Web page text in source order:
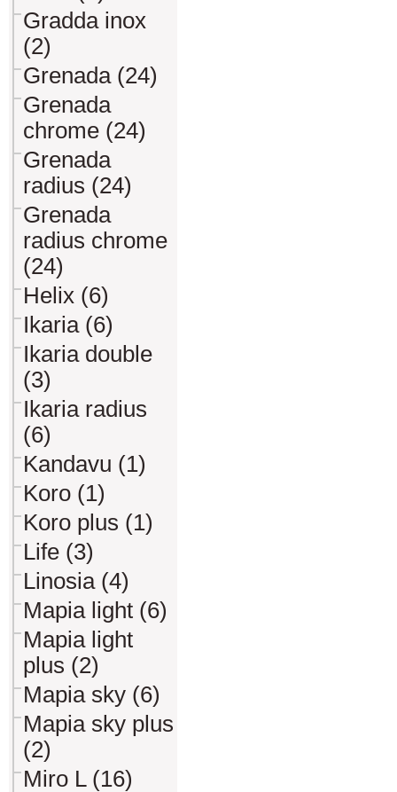
Gradda inox
(2)
Grenada (24)
Grenada
chrome (24)
Grenada
radius (24)
Grenada
radius chrome
(24)
Helix (6)
Ikaria (6)
Ikaria double
(3)
Ikaria radius
(6)
Kandavu (1)
Koro (1)
Koro plus (1)
Life (3)
Linosia (4)
Mapia light (6)
Mapia light
plus (2)
Mapia sky (6)
Mapia sky plus
(2)
Miro L (16)